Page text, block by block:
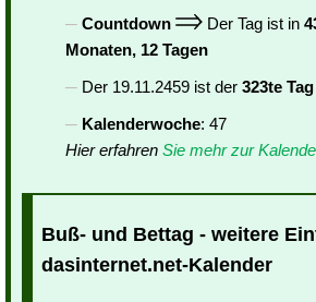
Countdown
Der Tag ist in
Monaten, 12 Tagen
Der 19.11.2459 ist der 323te Tag
Kalenderwoche: 47
Hier erfahren Sie mehr zur
Buß- und Bettag - weitere
dasinternet.net-Kalender